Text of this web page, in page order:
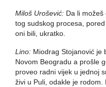
Miloš Urošević: Da li
tog sudskog procesa,
oni bili, ukratko.
Lino: Miodrag Stojanović je
Novom Beogradu a prošle
proveo radni vijek u jednoj
živi u Puli, odakle je